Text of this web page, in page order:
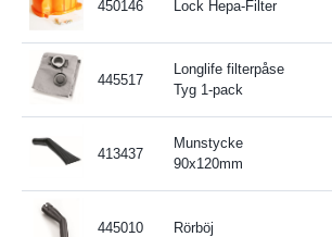
450146 Lock Hepa-Filter
445517
Longlife filterpåse
Tyg 1-pack
413437
Munstycke
90x120mm
445010 Rörböj